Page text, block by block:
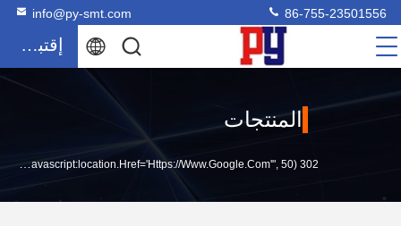
info@py-smt.com 86-755-23501556
إقتباس
المنتجات